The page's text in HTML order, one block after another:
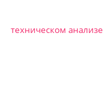
техническом анализе